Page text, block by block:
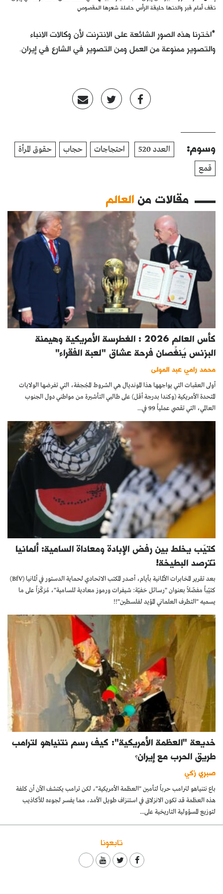
تقف أمام قبر والدتها حليقة الرأس حاملة شعرها المقصوص
*اخترنا هذه الصور الشائعة على الانترنت لأن وكالات الانباء
والتصوير ممنوعة من العمل ومن التصوير في الشارع في إيران.
وسوم: العدد 520 احتجاجات حجاب
حقوق المرأة
قمع
مقالات منالعالم
كأس العالم 2026 : الغطرسة الأمريكية وهيمنة
البزنس يُنغِّصان فرحة عشاق "لعبة الفقراء"
محمد رامي عبد المولى
أولى العقبات التي يواجهها هذا المونديال هي الشروط المجْحِفة، التي تفرضها الولايات
المتحدة الأمريكية (وكندا بدرجة أقل) على طالبي التأشيرة من مواطني دول الجنوب
العالمي، التي تقصي عملياً 99 في...
كتيّب يخلط بين رفض الإبادة ومعاداة السامية: ألمانيا
تترصد البطيخة!
بعد تقرير المخابرات الألمانية بأيام، أصدر المكتب الاتحادي لحماية الدستور في ألمانيا (BfV)
كتيّباً مفصّلاً بعنوان "رسائل خفيّة: شيفرات ورموز معادية للسامية"، مُرَكّزاً على ما
يسميه "التطرف العلماني المؤيد لفلسطين"!!
خديعة "العظمة الأمريكية": كيف رسم نتنياهو لترامب
طريق الحرب مع إيران؟
صبري زكي
باع نتنياهو لترامب حرباً لتأمين "العظمة الأمريكية"، لكن ترامب يكتشف الآن أن كلفة
هذه العظمة قد تكون الانزلاق في استنزاف طويل الأمد، مما يفسر لجوءه للأكاذيب
لتوزيع المسؤولية التاريخية على...
تابعونا